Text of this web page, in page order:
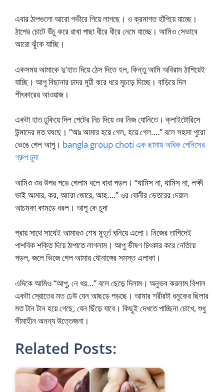
এবার ঠাপগুলো আরো গভীরে গিয়ে লাগছে। ও ক্রমাগত হাঁপিয়ে যাচ্ছে।
ঠাপের চোটে উঁচু করে রাখা পাছা ধীরে ধীরে নেমে যাচ্ছে। আমিও সেভাবে
আরো ঝুঁকে যাচ্ছি।
একসময় আমাকে দু’হাত দিয়ে ঠেস দিতে হল, কিন্তু আমি অবিরাম ঠাপিয়েই
যাচ্ছি। আপু বিছানার চাদর মুঠি করে ধরে মুচড়ে দিচ্ছে। বাড়িয়ে দিল
শীৎকারের আওয়াজ।
একটা হাত ঢুকিয়ে দিল পেটের নিচ দিয়ে ওর নিজ যোনিতে। ক্লাইটোরিসে
উন্মাদের মত ঘষছে। “আঃ আমার হয়ে গেল, হয়ে গেল….” বলে সহসা পুরো
ভেঙে গেল আপু। bangla group choti এক ছামায় অধিক পেনিসের
গ্রুপ চুদা
আমিও ওর উপর পড়ে গেলাম বলে বাধা পড়ল। “থামিস না, থামিস না, লক্ষী
ভাই আমার, কর, আরো জোরে, আহ….” ওর যোনীর ভেতরের দেয়াল
আচমকা কামড়ে ধরল। আপু কে চুদা
প্রায় সাথে সাথেই আমারও শেষ মুহূর্ত ঘনিয়ে এলো। নিজের তাগিদেই
পাশবিক শক্তি দিয়ে ঠাপাতে লাগলাম। আপু ভীষণ চিৎকার করে নেতিয়ে
পড়ল, জলে ভিজে গেল আমার যৌনাঙ্গের সমস্ত এলাকা।
এদিকে আমিও “আপু, নে ধর…” বলে ছেড়ে দিলাম। অনুভব করলাম বিশাল
একটা স্রোতের মত ঢেউ যেন আছড়ে পড়ছে। আমার শরীরটা ধনুকের ছিলার
মত টান টান হয়ে গেছে, যেন ছিঁড়ে যাবে। কিছুই দেখতে পাচ্ছিনা চোখে, শুধু
সীমাহীন অনন্য উত্তেজনা।
Related Posts: